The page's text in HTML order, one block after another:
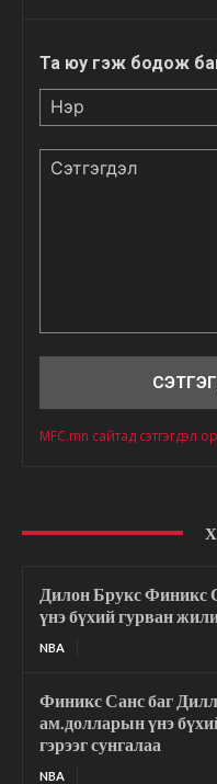
Та юу гэж бодож
MFC.mn сайтад сэтгэгдэл
Дилон Брукс Финикс
үнэ бүхий гурван
NBA
Финикс Санс баг
ам.долларын үнэ
гэрээг сунгалаа
NBA